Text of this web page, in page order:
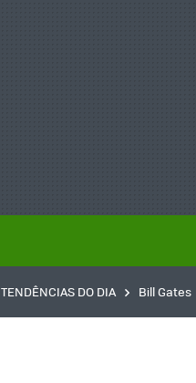
TENDÊNCIAS DO DIA Bill Gates